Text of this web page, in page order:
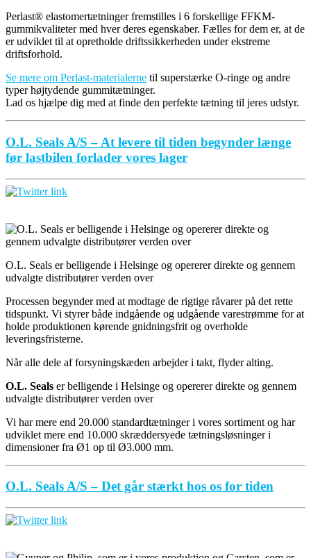
Perlast® elastomertætninger fremstilles i 6 forskellige FFKM-
gummikvaliteter med hver deres egenskaber. Fælles for dem er, at de
er udviklet til at opretholde driftssikkerheden under ekstreme
driftsforhold.
Se mere om Perlast-materialerne til superstærke O-ringe og andre
typer højtydende gummitætninger.
Lad os hjælpe dig med at finde den perfekte tætning til jeres udstyr.
O.L. Seals A/S – At levere til tiden begynder længe
før lastbilen forlader vores lager
O.L. Seals er belligende i Helsinge og opererer direkte og gennem
udvalgte distributører verden over
Processen begynder med at modtage de rigtige råvarer på det rette
tidspunkt. Vi styrer både indgående og udgående varestrømme for at
holde produktionen kørende gnidningsfrit og overholde
leveringsfristerne.
Når alle dele af forsyningskæden arbejder i takt, flyder alting.
O.L. Seals er belligende i Helsinge og opererer direkte og gennem
udvalgte distributører verden over
Vi har mere end 20.000 standardtætninger i vores sortiment og har
udviklet mere end 10.000 skræddersyede tætningsløsninger i
dimensioner fra Ø1 op til Ø3.000 mm.
O.L. Seals A/S – Det går stærkt hos os for tiden